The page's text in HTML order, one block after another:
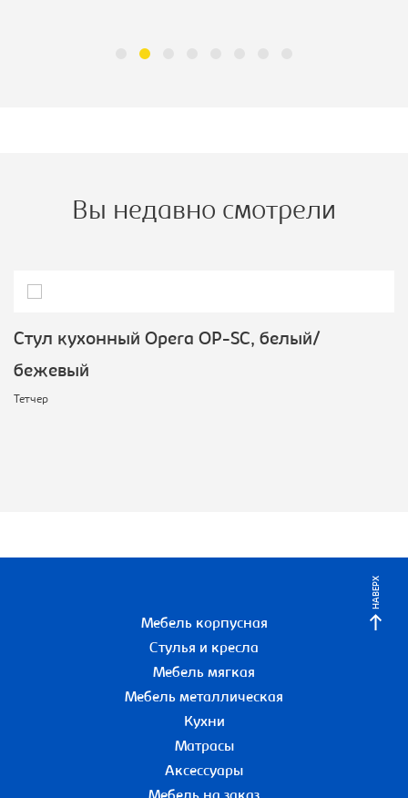
Вы недавно смотрели
Стул кухонный Opera OP-SC, белый/
бежевый
Тетчер
НАВЕРХ
Мебель корпусная
Стулья и кресла
Мебель мягкая
Мебель металлическая
Кухни
Матрасы
Аксессуары